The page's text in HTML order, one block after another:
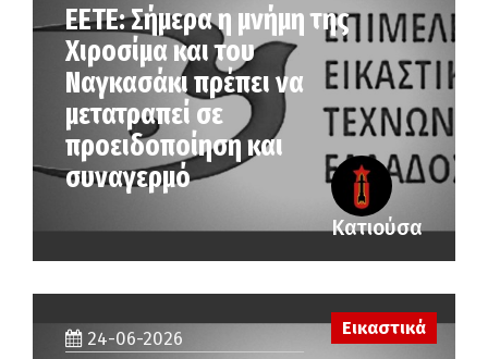
ΕΕΤΕ: Σήμερα η μνήμη της
Χιροσίμα και του
Ναγκασάκι πρέπει να
μετατραπεί σε
προειδοποίηση και
συναγερμό
Κατιούσα
24-06-2026
Εικαστικά